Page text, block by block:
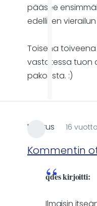
pääsee
edellisen
Toisena
vastatessa tuon
pakollista. :)
Markus 16
Kommentin
qdes kirjoitti: